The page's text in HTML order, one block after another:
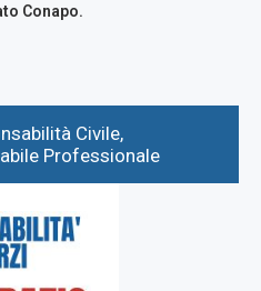
Conapo.
Civile,
Professionale